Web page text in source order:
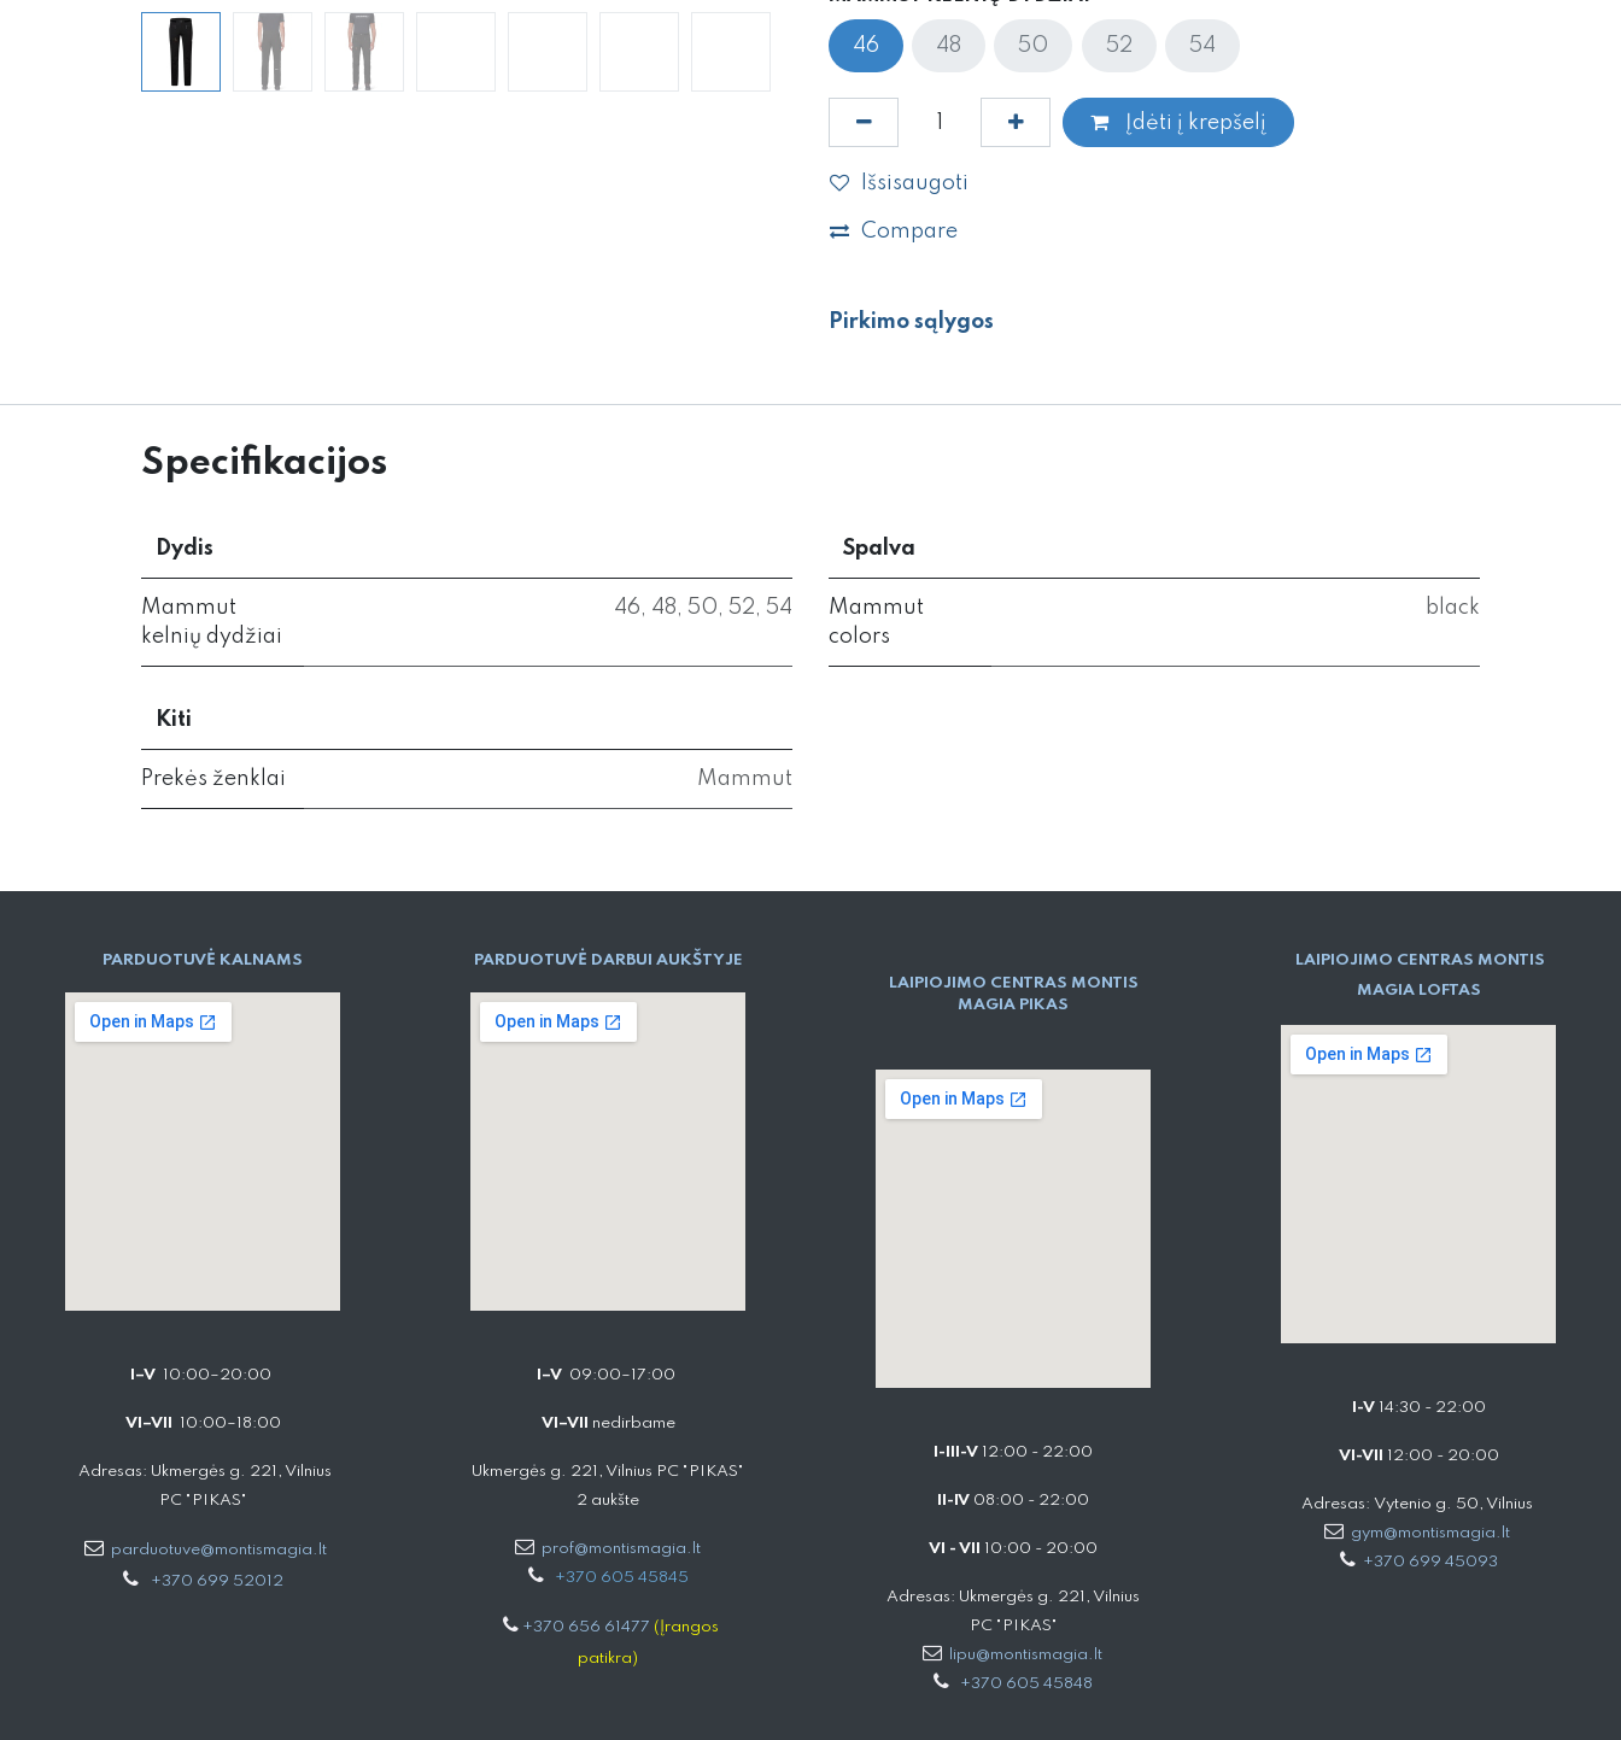
46 48 50 52 54
Įdėti į krepšelį
Išsisaugoti
Compare
Pirkimo sąlygos
Specifikacijos
Dydis
Mammut
kelnių dydžiai
46 48 50 52 54
Spalva
Mammut
colors
black
Kiti
Prekės ženklai Mammut
PARD​UOTUVĖ​ KALNAMS
I–V 10:00–20:00
VI–VII 10:00–18:00
Adresas: Ukmergės g. 221, Vilnius
PC "PIKAS"
parduotuve@montismagia.lt
+370 699 52012
PARDUOTUVĖ DARBUI AUKŠTYJE
I–V 09:00–17:00
VI–VII nedirbame
Ukmergės g. 221, Vilnius PC "PIKAS"
2 aukšte
prof@montismagia.lt
+370 605 4584​5
+370 656 61477 (Įrangos
patikra)
LAIPIOJIMO CENTRAS MONTIS
MAGIA PIKAS
I-III-V 12:00 - 22:00
II-IV 08:00 - 22:00
VI - VII 10:00 - 20:00
Adresas: Ukmergės g. 221, Vilnius
PC "PIKAS"
lipu@montismagia.lt
+370 605 45848
LAIPIOJIMO CENTRAS MONTIS
MAGIA LOFTAS
I-V14:30 - 22:00
VI-VII 12:00 - 20:00
Adresas: Vytenio g. 50, Vilnius
gym@montismagia.lt
+370 699 45093